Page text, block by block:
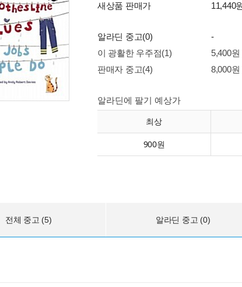
새상품 판매가
11,440
알라딘 중고(0)
-
이 광활한 우주점(1)
5,400원
판매자 중고(4)
8,000원
알라딘에 팔기 예상가
최상
900원
전체 중고 (5) 알라딘 중고 (0)